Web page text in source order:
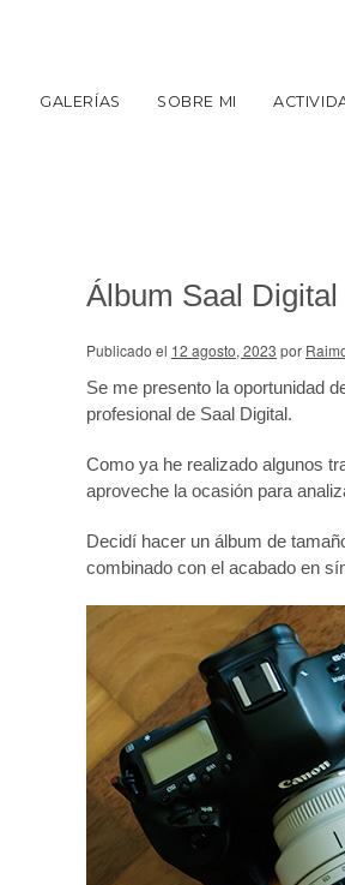
GALERÍAS SOBRE MI
Álbum Saal Digital
Publicado el 12 agosto, 2023 por
Se me presento la oportunidad
profesional de Saal Digital.
Como ya he realizado algunos
aproveche la ocasión para
Decidí hacer un álbum de
combinado con el acabado en